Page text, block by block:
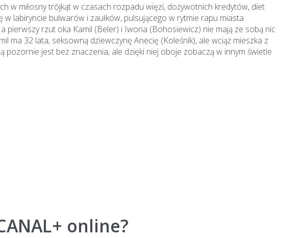
w miłosny trójkąt w czasach rozpadu więzi, dożywotnich kredytów, diet
labiryncie bulwarów i zaułków, pulsującego w rytmie rapu miasta
rzut oka Kamil (Beler) i Iwona (Bohosiewicz) nie mają ze sobą nic
ma 32 lata, seksowną dziewczynę Anecię (Koleśnik), ale wciąż mieszka z
pozornie jest bez znaczenia, ale dzięki niej oboje zobaczą w innym świetle
online?